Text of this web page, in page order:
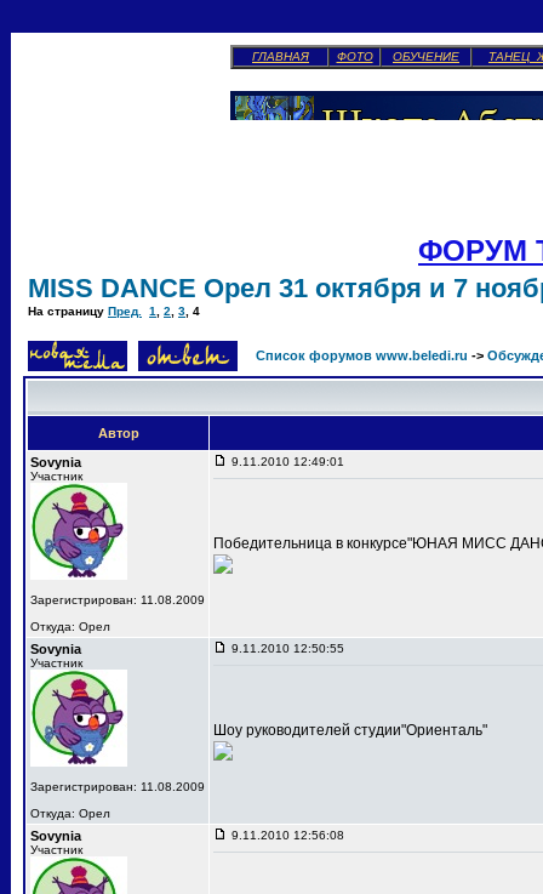
ГЛАВНАЯ ФОТО ОБУЧЕНИЕ ТАНЕЦ
ФОРУМ
MISS DANCE Орел 31 октября и 7
На страницу Пред. 1 2 3 4
Список форумов www.beledi.ru ->
Автор
Sovynia
Участник
Зарегистрирован: 11.08.2009
Откуда: Орел
9.11.2010 12:49:01
Победительница в конкурсе"ЮНАЯ МИСС
Sovynia
Участник
Зарегистрирован: 11.08.2009
Откуда: Орел
9.11.2010 12:50:55
Шоу руководителей студии"Ориенталь"
Sovynia
Участник
9.11.2010 12:56:08